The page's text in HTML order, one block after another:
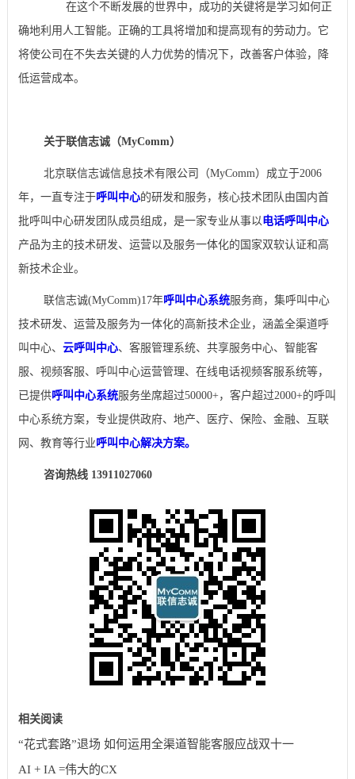
在这个不断发展的世界中，成功的关键将是学习如何正
确地利用人工智能。正确的工具将增加和提高现有的劳动力。它
将使公司在不失去关键的人力优势的情况下，改善客户体验，降
低运营成本。
关于联信志诚（MyComm）
北京联信志诚信息技术有限公司（MyComm）成立于2006
年，一直专注于呼叫中心的研发和服务，核心技术团队由国内首
批呼叫中心研发团队成员组成，是一家专业从事以电话呼叫中心
产品为主的技术研发、运营以及服务一体化的国家双软认证和高
新技术企业。
联信志诚(MyComm)17年呼叫中心系统服务商，集呼叫中心
技术研发、运营及服务为一体化的高新技术企业，涵盖全渠道呼
叫中心、 云呼叫中心、客服管理系统、共享服务中心、智能客
服、视频客服、呼叫中心运营管理、在线电话视频客服系统等，
已提供呼叫中心系统服务坐席超过50000+，客户超过2000+的呼叫
中心系统方案，专业提供政府、地产、医疗、保险、金融、互联
网、教育等行业呼叫中心解决方案。
咨询热线 13911027060
相关阅读
“花式套路”退场 如何运用全渠道智能客服应战双十一
AI + IA =伟大的CX